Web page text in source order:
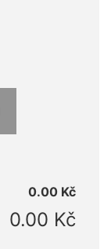
0.00 Kč
0.00 Kč